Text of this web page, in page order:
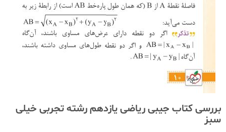
بررسی کتاب جیبی ریاضی یازدهم رشته تجربی خیلی
سبز